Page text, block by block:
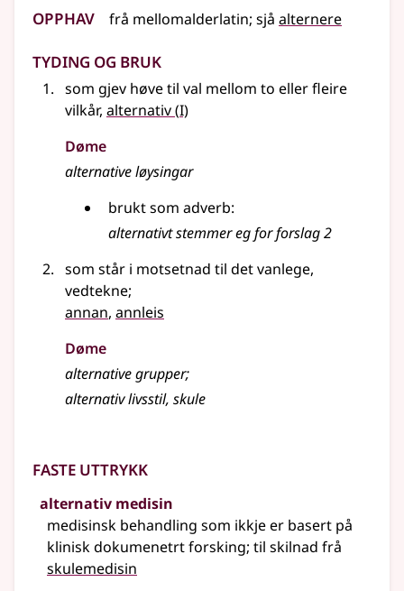
Opphav frå mellomalderlatin; sjå alternere
Tyding og bruk
som gjev høve til val mellom to ellerfleire
vilkår, alternativ(1
I)
Døme
alternative løysingar
brukt som adverb:
alternativt stemmer eg for forslag 2
som står i motsetnad til det vanlege,
vedtekne;
annan, annleis
Døme
alternative grupper;
alternativ livsstil, skule
Faste uttrykk
alternativ medisin
medisinsk behandling som ikkje er basert på
klinisk dokumenetrt forsking; til skilnad frå
skulemedisin